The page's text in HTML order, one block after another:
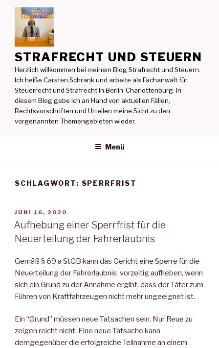
springen
STRAFRECHT UND STEUERN
Herzlich willkommen bei meinem Blog Strafrecht und Steuern.
Ich heiße Carsten Schrank und arbeite als Fachanwalt für
Steuerrecht und Strafrecht in Berlin-Charlottenburg. In
diesem Blog gebe ich an Hand von aktuellen Fällen,
Rechtsvorschriften und Urteilen meine Sicht zu den
vorgenannten Themengebieten wieder.
Menü
SCHLAGWORT: SPERRFRIST
VERÖFFENTLICHT
AM
JUNI 16, 2020
Aufhebung einer Sperrfrist für die
Neuerteilung der Fahrerlaubnis
Gemäß § 69 a StGB kann das Gericht eine Sperre für die
Neuerteilung der Fahrerlaubnis vorzeitig aufheben, wenn
sich ein Grund zu der Annahme ergibt, dass der Täter zum
Führen von Kraftfahrzeugen nicht mehr ungeeignet ist.
Ein “Grund” müssen neue Tatsachen sein. Nur Reue zu
zeigen reicht nicht. Eine neue Tatsache kann
demgegenüber die erfolgreiche Teilnahme an einem